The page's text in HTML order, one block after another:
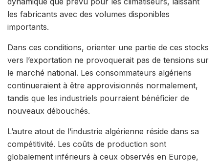
les fabricants avec des volumes disponibles
importants.
Dans ces conditions, orienter une partie de ces stocks
vers l’exportation ne provoquerait pas de tensions sur
le marché national. Les consommateurs algériens
continueraient à être approvisionnés normalement,
tandis que les industriels pourraient bénéficier de
nouveaux débouchés.
L’autre atout de l’industrie algérienne réside dans sa
compétitivité. Les coûts de production sont
globalement inférieurs à ceux observés en Europe,